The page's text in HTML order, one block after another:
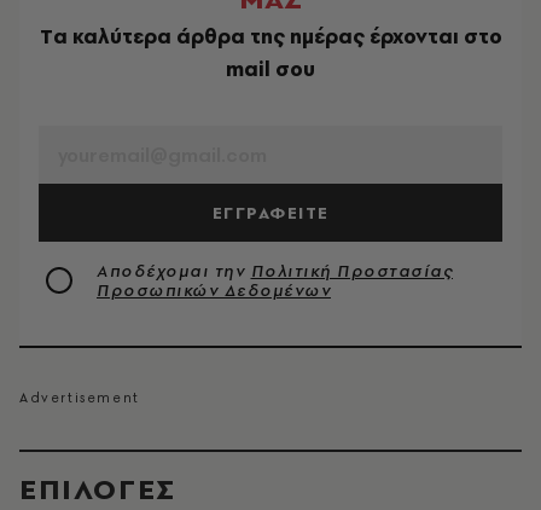
EΠΙΛΟΓΈΣ
Tα καλύτερα άρθρα της ημέρας έρχονται στο
mail σου
ΕΓΓΡΑΦΕΙΤΕ
Αποδέχομαι την Πολιτική Προστασίας
Προσωπικών Δεδομένων